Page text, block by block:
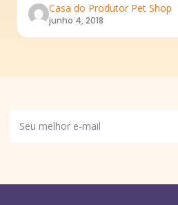
Casa do Produtor Pet Shop
junho 4, 2018